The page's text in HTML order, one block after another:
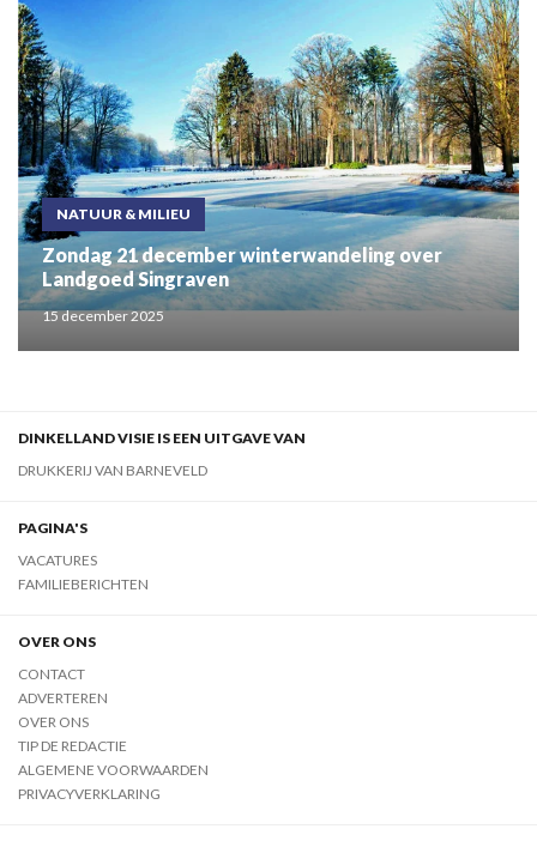
NATUUR & MILIEU
Zondag 21 december winterwandeling over
Landgoed Singraven
15 december 2025
DINKELLAND VISIE IS EEN UITGAVE VAN
DRUKKERIJ VAN BARNEVELD
PAGINA'S
VACATURES
FAMILIEBERICHTEN
OVER ONS
CONTACT
ADVERTEREN
OVER ONS
TIP DE REDACTIE
ALGEMENE VOORWAARDEN
PRIVACYVERKLARING